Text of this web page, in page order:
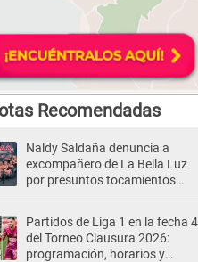
Recomendadas
Naldy Saldaña denuncia a
excompañero de La Bella Luz
por presuntos tocamientos
Partidos de Liga 1 en la fecha 4
del Torneo Clausura 2026:
programación, horarios y